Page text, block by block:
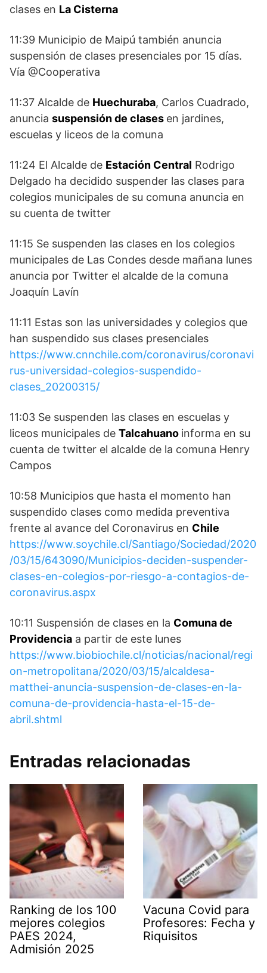
clases en La Cisterna
11:39 Municipio de Maipú también anuncia
suspensión de clases presenciales por 15 días.
Vía @Cooperativa
11:37 Alcalde de Huechuraba, Carlos Cuadrado,
anuncia suspensión de clases en jardines,
escuelas y liceos de la comuna
11:24 El Alcalde de Estación Central Rodrigo
Delgado ha decidido suspender las clases para
colegios municipales de su comuna anuncia en
su cuenta de twitter
11:15 Se suspenden las clases en los colegios
municipales de Las Condes desde mañana lunes
anuncia por Twitter el alcalde de la comuna
Joaquín Lavín
11:11 Estas son las universidades y colegios que
han suspendido sus clases presenciales
https://www.cnnchile.com/coronavirus/coronavi
rus-universidad-colegios-suspendido-
clases_20200315/
11:03 Se suspenden las clases en escuelas y
liceos municipales de Talcahuano informa en su
cuenta de twitter el alcalde de la comuna Henry
Campos
10:58 Municipios que hasta el momento han
suspendido clases como medida preventiva
frente al avance del Coronavirus en Chile
https://www.soychile.cl/Santiago/Sociedad/2020
/03/15/643090/Municipios-deciden-suspender-
clases-en-colegios-por-riesgo-a-contagios-de-
coronavirus.aspx
10:11 Suspensión de clases en la Comuna de
Providencia a partir de este lunes
https://www.biobiochile.cl/noticias/nacional/regi
on-metropolitana/2020/03/15/alcaldesa-
matthei-anuncia-suspension-de-clases-en-la-
comuna-de-providencia-hasta-el-15-de-
abril.shtml
Entradas relacionadas
Ranking de los 100
mejores colegios
PAES 2024,
Admisión 2025
Vacuna Covid para
Profesores: Fecha y
Riquisitos